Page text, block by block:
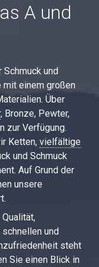
A und
Schmuck und
mit einem großen
Über
, Bronze, Pewter,
zur Verfügung.
Ketten,vielfältige
und Schmuck
Auf Grund der
unsere
und
steht
Sie einen Blick in